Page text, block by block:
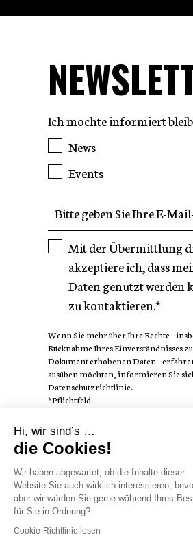
Ich möchte informiert
News
Events
Mit der Übermittlung
akzeptiere ich, dass
Daten genutzt werden
zu kontaktieren.*
Wenn Sie mehr über Ihre Rechte –
Rücknahme Ihres Einverständnisses
Dokument erhobenen Daten –
ausüben möchten, informieren Sie
Datenschutzrichtlinie.
*Pflichtfeld
FOLGEN SIE
AUTOREN WE LOVE STORIES
Hi, wir sind’s …
die Cookies!
Wir haben abgewartet, ob die Inhalte dieser
Website Sie auch wirklich interessieren,
aber wir würden Sie gerne während Ihres
für Sie in Ordnung?
Cookie-Richtlinie lesen